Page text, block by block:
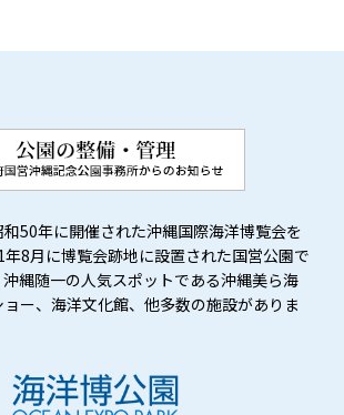
50年に開催された沖縄国際海洋博覧会を
8月に博覧会跡地に設置された国営公園で
縄随一の人気スポットである沖縄美ら海
ー、海洋文化館、他多数の施設がありま